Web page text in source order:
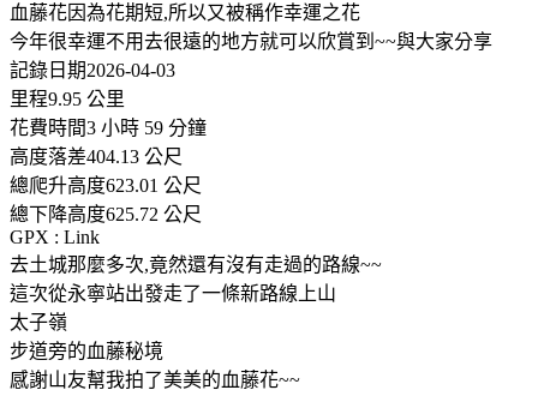
血藤花因為花期短,所以又被稱作幸運之花
今年很幸運不用去很遠的地方就可以欣賞到~~與大家分享
記錄日期2026-04-03
里程9.95 公里
花費時間3 小時 59 分鐘
高度落差404.13 公尺
總爬升高度623.01 公尺
總下降高度625.72 公尺
GPX : Link
去土城那麼多次,竟然還有沒有走過的路線~~
這次從永寧站出發走了一條新路線上山
太子嶺
步道旁的血藤秘境
感謝山友幫我拍了美美的血藤花~~